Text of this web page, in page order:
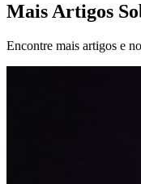
Mais Artigos
Encontre mais artigos e